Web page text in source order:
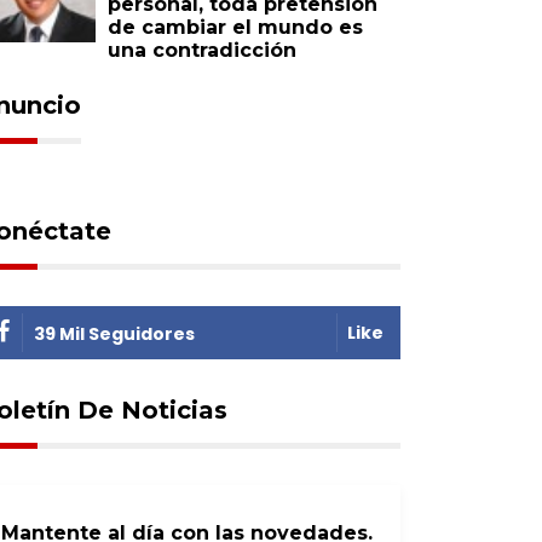
de cambiar el mundo es
una contradicción
39 Mil Seguidores Like
De Noticias
Mantente al día con las novedades.